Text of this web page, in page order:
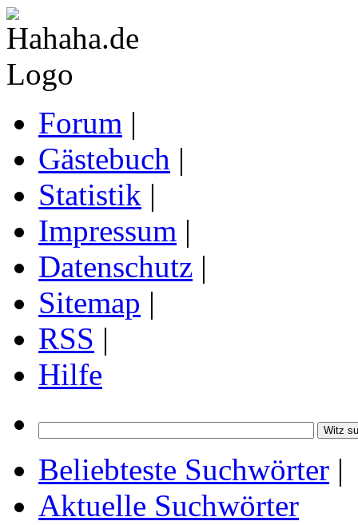
Forum |
Gästebuch |
Statistik |
Impressum |
Datenschutz |
Sitemap |
RSS |
Hilfe
Beliebteste Suchwörter |
Aktuelle Suchwörter